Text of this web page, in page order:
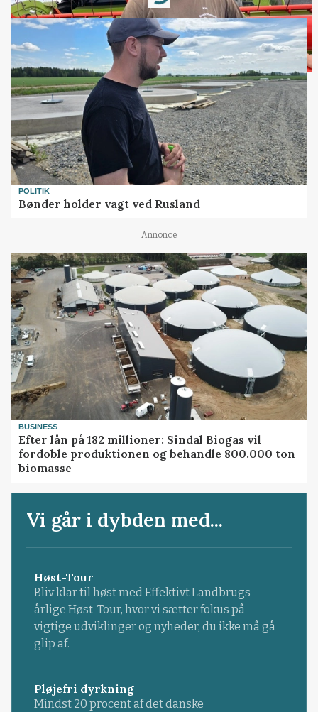
POLITIK
Bønder holder vagt ved Rusland
Annonce
BUSINESS
Efter lån på 182 millioner: Sindal Biogas vil
fordoble produktionen og behandle 800.000 ton
biomasse
Vi går i dybden med...
Høst-Tour
Bliv klar til høst med Effektivt Landbrugs
årlige Høst-Tour, hvor vi sætter fokus på
vigtige udviklinger og nyheder, du ikke må gå
glip af.
Pløjefri dyrkning
Mindst 20 procent af det danske